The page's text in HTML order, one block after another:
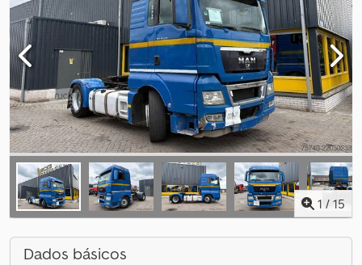
1 / 15
Dados básicos